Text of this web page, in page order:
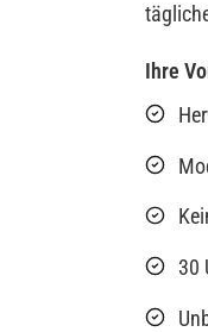
Ihre
30